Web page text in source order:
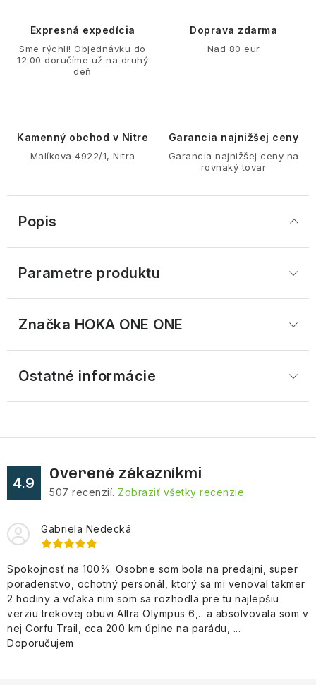
Expresná expedícia
Sme rýchli! Objednávku do
12:00 doručíme už na druhý
deň
Doprava zdarma
Nad 80 eur
Kamenný obchod v Nitre
Malíkova 4922/1, Nitra
Garancia najnižšej ceny
Garancia najnižšej ceny na
rovnaký tovar
Popis
Parametre produktu
Značka HOKA ONE ONE
Ostatné informácie
4.9
Overené zákazníkmi
507 recenzií. Zobraziť všetky recenzie
Gabriela Nedecká
Spokojnosť na 100%. Osobne som bola na predajni, super
poradenstvo, ochotný personál, ktorý sa mi venoval takmer
2 hodiny a vďaka nim som sa rozhodla pre tu najlepšiu
verziu trekovej obuvi Altra Olympus 6,.. a absolvovala som v
nej Corfu Trail, cca 200 km úplne na parádu, ...
Doporučujem